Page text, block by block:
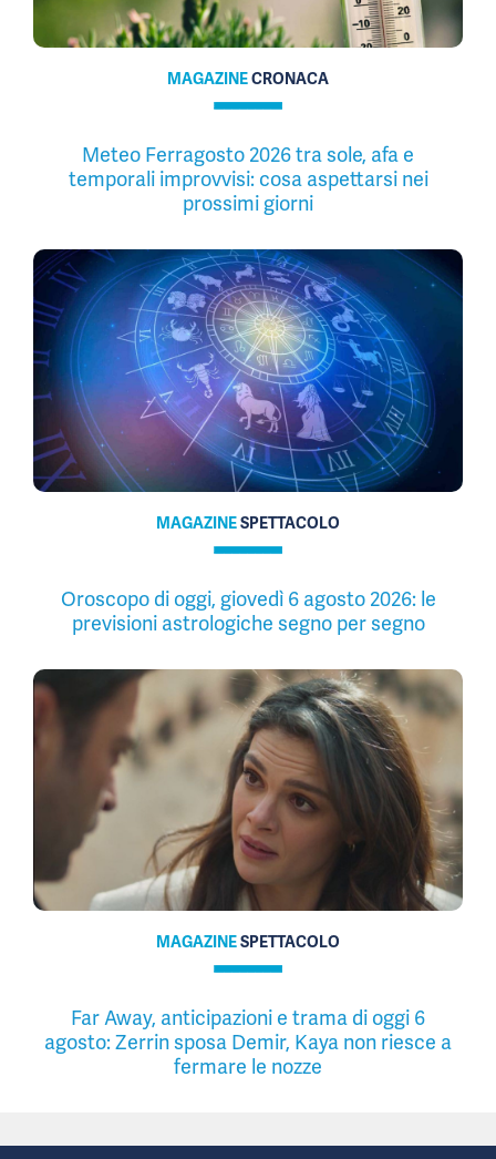
MAGAZINECRONACA
Meteo Ferragosto 2026 tra sole, afa e
temporali improvvisi: cosa aspettarsi nei
prossimi giorni
MAGAZINESPETTACOLO
Oroscopo di oggi, giovedì 6 agosto 2026: le
previsioni astrologiche segno per segno
MAGAZINESPETTACOLO
Far Away, anticipazioni e trama di oggi 6
agosto: Zerrin sposa Demir, Kaya non riesce a
fermare le nozze